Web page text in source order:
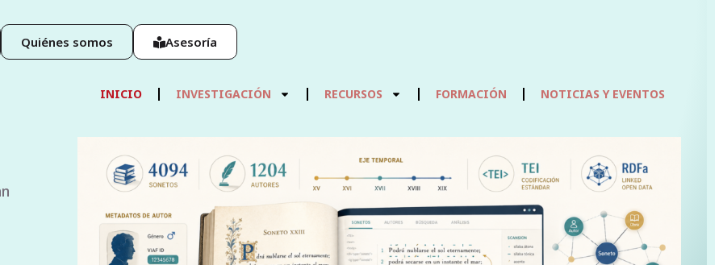
Quiénes somos Asesoría
INICIO INVESTIGACIÓN RECURSOS FORMACIÓN NOTICIAS Y EVENTOS